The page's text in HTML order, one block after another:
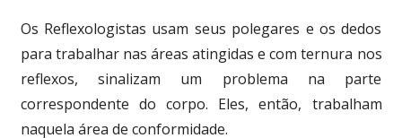
Os Reflexologistas usam seus polegares e os dedos
para trabalhar nas áreas atingidas e com ternura nos
reflexos, sinalizam um problema na parte
correspondente do corpo. Eles, então, trabalham
naquela área de conformidade.